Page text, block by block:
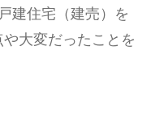
建住宅（建売）を
大変だったことを